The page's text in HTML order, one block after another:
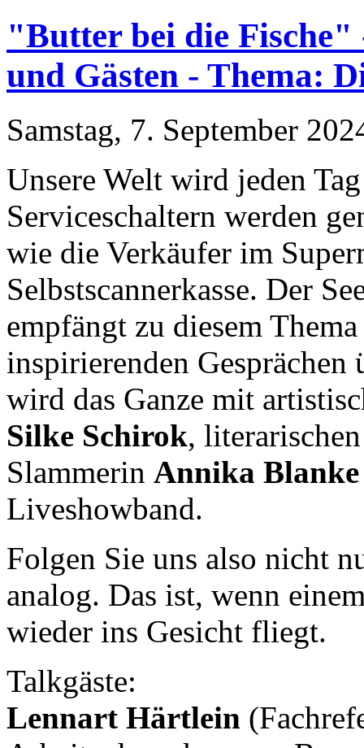
"Butter bei die
und Gästen - Thema:
Samstag, 7. September
Unsere Welt wird jeden
Serviceschaltern werden
wie die Verkäufer im
Selbstscannerkasse. Der
empfängt zu diesem
inspirierenden
wird das Ganze mit
Silke Schirok,
Slammerin Annika Blanke
Liveshowband.
Folgen Sie uns also nicht
analog. Das ist, wenn
wieder ins Gesicht fliegt.
Talkgäste:
Lennart Härtlein